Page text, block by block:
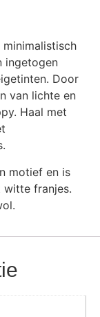
ingetogen
Door
van lichte en
Haal met
motief en is
witte franjes.